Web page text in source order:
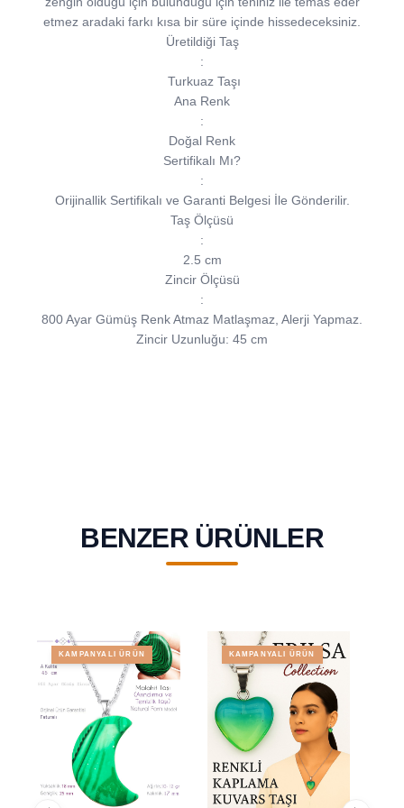
etmez aradaki farkı kısa bir süre içinde hissedeceksiniz.
Üretildiği Taş
:
Turkuaz Taşı
Ana Renk
:
Doğal Renk
Sertifikalı Mı?
:
Orijinallik Sertifikalı ve Garanti Belgesi İle Gönderilir.
Taş Ölçüsü
:
2.5 cm
Zincir Ölçüsü
:
800 Ayar Gümüş Renk Atmaz Matlaşmaz, Alerji Yapmaz.
Zincir Uzunluğu: 45 cm
BENZER ÜRÜNLER
KAMPANYALI ÜRÜN KAMPANYALI ÜRÜN